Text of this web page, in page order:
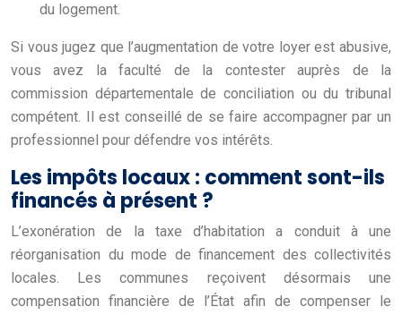
du logement.
Si vous jugez que l’augmentation de votre loyer est abusive,
vous avez la faculté de la contester auprès de la
commission départementale de conciliation ou du tribunal
compétent. Il est conseillé de se faire accompagner par un
professionnel pour défendre vos intérêts.
Les impôts locaux : comment sont-ils
financés à présent ?
L’exonération de la taxe d’habitation a conduit à une
réorganisation du mode de financement des collectivités
locales. Les communes reçoivent désormais une
compensation financière de l’État afin de compenser le